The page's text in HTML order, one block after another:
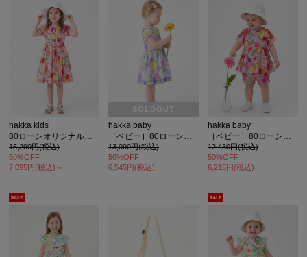
hakka kids
80ローンオリジナルダリアハートプリントワンピース(スカート部分裏地付き)
15,290円(税込)
50%OFF
7,095円(税込)～
SOLDOUT
hakka baby
［ベビー］80ローンオリジナルダリアハートプリントワンピース(スカート部分裏地付き)
13,090円(税込)
50%OFF
6,545円(税込)
hakka baby
［ベビー］80ローンオリジナルダリアハートプリントチュニックパンツセット
12,430円(税込)
50%OFF
6,215円(税込)